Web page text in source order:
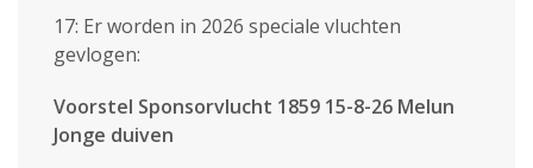
17: Er worden in 2026 speciale vluchten
gevlogen:
Voorstel Sponsorvlucht 1859 15-8-26 Melun
Jonge duiven